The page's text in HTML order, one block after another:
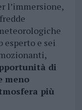
l’immersione,
esperto e sei
di
meno
più